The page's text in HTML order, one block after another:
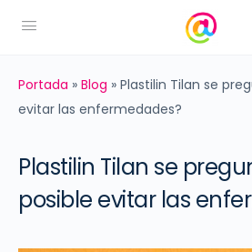
Portada » Blog » Plastilin Tilan se
evitar las enfermedades?
Plastilin Tilan se
posible evitar las